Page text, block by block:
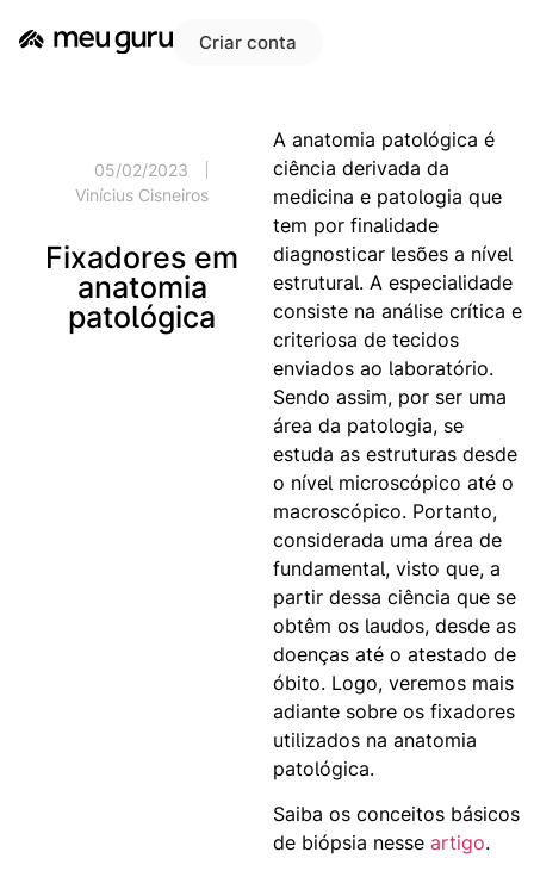
Criar conta
05/02/2023
Vinícius Cisneiros
Fixadores em
anatomia
patológica
A anatomia patológica é
ciência derivada da
medicina e patologia que
tem por finalidade
diagnosticar lesões a nível
estrutural. A especialidade
consiste na análise crítica e
criteriosa de tecidos
enviados ao laboratório.
Sendo assim, por ser uma
área da patologia, se
estuda as estruturas desde
o nível microscópico até o
macroscópico. Portanto,
considerada uma área de
fundamental, visto que, a
partir dessa ciência que se
obtêm os laudos, desde as
doenças até o atestado de
óbito. Logo, veremos mais
adiante sobre os fixadores
utilizados na anatomia
patológica.
Saiba os conceitos básicos
de biópsia nesseartigo.